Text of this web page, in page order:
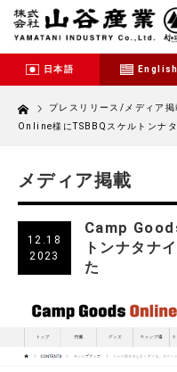
日本語 English
Home プレスリリース/メディア掲
Online様にTSBBQスケルトンナ
メディア掲載
12.18
2023
Camp
トンナタナ
た